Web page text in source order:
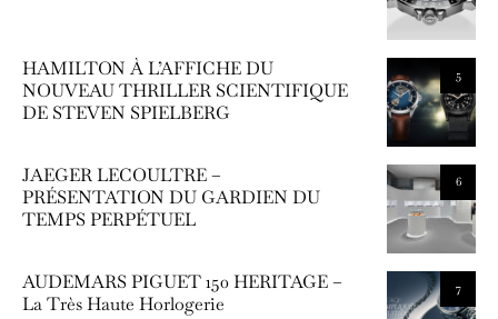
5
HAMILTON À L’AFFICHE DU
NOUVEAU THRILLER SCIENTIFIQUE
DE STEVEN SPIELBERG
6
JAEGER LECOULTRE –
PRÉSENTATION DU GARDIEN DU
TEMPS PERPÉTUEL
7
AUDEMARS PIGUET 150 HERITAGE –
La Très Haute Horlogerie